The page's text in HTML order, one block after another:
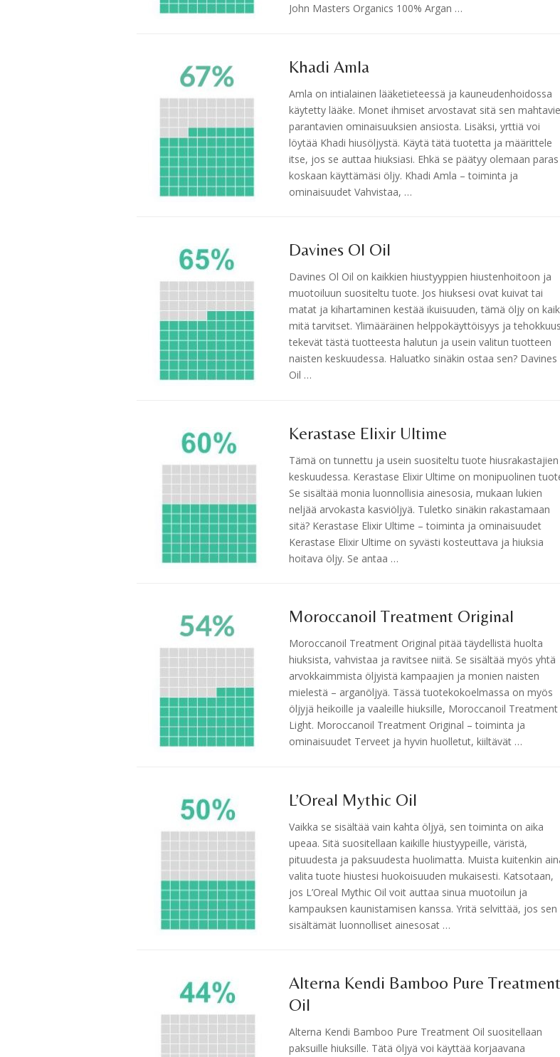
John Masters Organics 100% Argan …
Khadi Amla
Amla on intialainen lääketieteessä ja kauneudenhoidossa
käytetty lääke. Monet ihmiset arvostavat sitä sen
parantavien ominaisuuksien ansiosta. Lisäksi, yrttiä voi
löytää Khadi hiusöljystä. Käytä tätä tuotetta ja määrittele
itse, jos se auttaa hiuksiasi. Ehkä se päätyy olemaan paras
koskaan käyttämäsi öljy. Khadi Amla – toiminta ja
ominaisuudet Vahvistaa, …
Davines Ol Oil
Davines Ol Oil on kaikkien hiustyyppien hiustenhoitoon ja
muotoiluun suositeltu tuote. Jos hiuksesi ovat kuivat tai
matat ja kihartaminen kestää ikuisuuden, tämä öljy on
mitä tarvitset. Ylimääräinen helppokäyttöisyys ja tehokkuus
tekevät tästä tuotteesta halutun ja usein valitun tuotteen
naisten keskuudessa. Haluatko sinäkin ostaa sen? Davines
Oil …
Kerastase Elixir Ultime
Tämä on tunnettu ja usein suositeltu tuote hiusrakastajien
keskuudessa. Kerastase Elixir Ultime on monipuolinen
Se sisältää monia luonnollisia ainesosia, mukaan lukien
neljää arvokasta kasviöljyä. Tuletko sinäkin rakastamaan
sitä? Kerastase Elixir Ultime – toiminta ja ominaisuudet
Kerastase Elixir Ultime on syvästi kosteuttava ja hiuksia
hoitava öljy. Se antaa …
Moroccanoil Treatment Original
Moroccanoil Treatment Original pitää täydellistä huolta
hiuksista, vahvistaa ja ravitsee niitä. Se sisältää myös yhtä
arvokkaimmista öljyistä kampaajien ja monien naisten
mielestä – arganöljyä. Tässä tuotekokoelmassa on myös
öljyjä heikoille ja vaaleille hiuksille, Moroccanoil Treatment
Light. Moroccanoil Treatment Original – toiminta ja
ominaisuudet Terveet ja hyvin huolletut, kiiltävät …
L’Oreal Mythic Oil
Vaikka se sisältää vain kahta öljyä, sen toiminta on aika
upeaa. Sitä suositellaan kaikille hiustyypeille, väristä,
pituudesta ja paksuudesta huolimatta. Muista kuitenkin
valita tuote hiustesi huokoisuuden mukaisesti. Katsotaan,
jos L’Oreal Mythic Oil voit auttaa sinua muotoilun ja
kampauksen kaunistamisen kanssa. Yritä selvittää, jos sen
sisältämät luonnolliset ainesosat …
Alterna Kendi Bamboo Pure Treatment
Oil
Alterna Kendi Bamboo Pure Treatment Oil suositellaan
paksuille hiuksille. Tätä öljyä voi käyttää korjaavana